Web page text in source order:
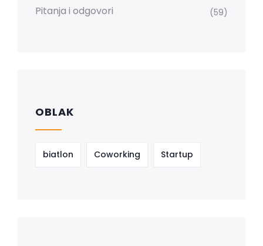
Pitanja i odgovori (59)
OBLAK
biatlon Coworking Startup